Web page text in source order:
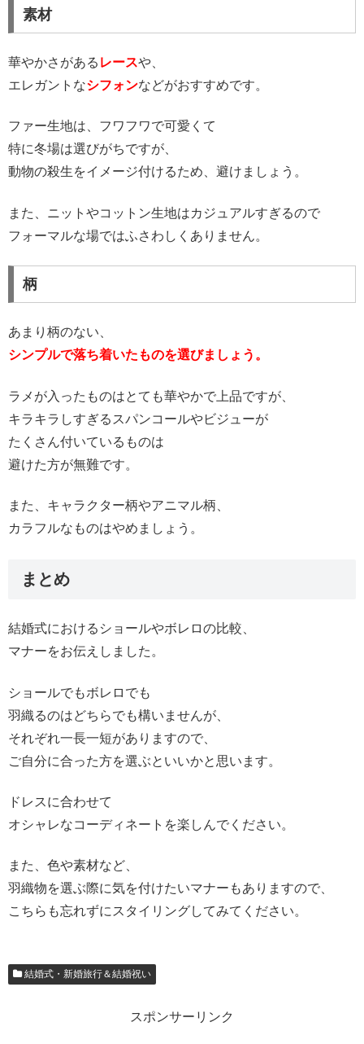
素材
華やかさがある レースや、
エレガントなシフォンなどがおすすめです。
ファー生地は、フワフワで可愛くて
特に冬場は選びがちですが、
動物の殺生をイメージ付けるため、避けましょう。
また、ニットやコットン生地はカジュアルすぎるので
フォーマルな場ではふさわしくありません。
柄
あまり柄のない、
シンプルで落ち着いたものを選びましょう。
ラメが入ったものはとても華やかで上品ですが、
キラキラしすぎるスパンコールやビジューが
たくさん付いているものは
避けた方が無難です。
また、キャラクター柄やアニマル柄、
カラフルなものはやめましょう。
まとめ
結婚式におけるショールやボレロの比較、
マナーをお伝えしました。
ショールでもボレロでも
羽織るのはどちらでも構いませんが、
それぞれ一長一短がありますので、
ご自分に合った方を選ぶといいかと思います。
ドレスに合わせて
オシャレなコーディネートを楽しんでください。
また、色や素材など、
羽織物を選ぶ際に気を付けたいマナーもありますので、
こちらも忘れずにスタイリングしてみてください。
結婚式・新婚旅行＆結婚祝い
スポンサーリンク